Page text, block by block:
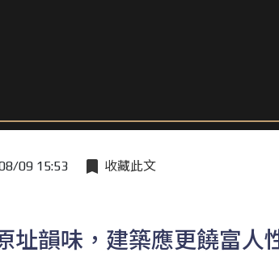
09 15:53 收藏此文
址韻味，建築應更饒富人